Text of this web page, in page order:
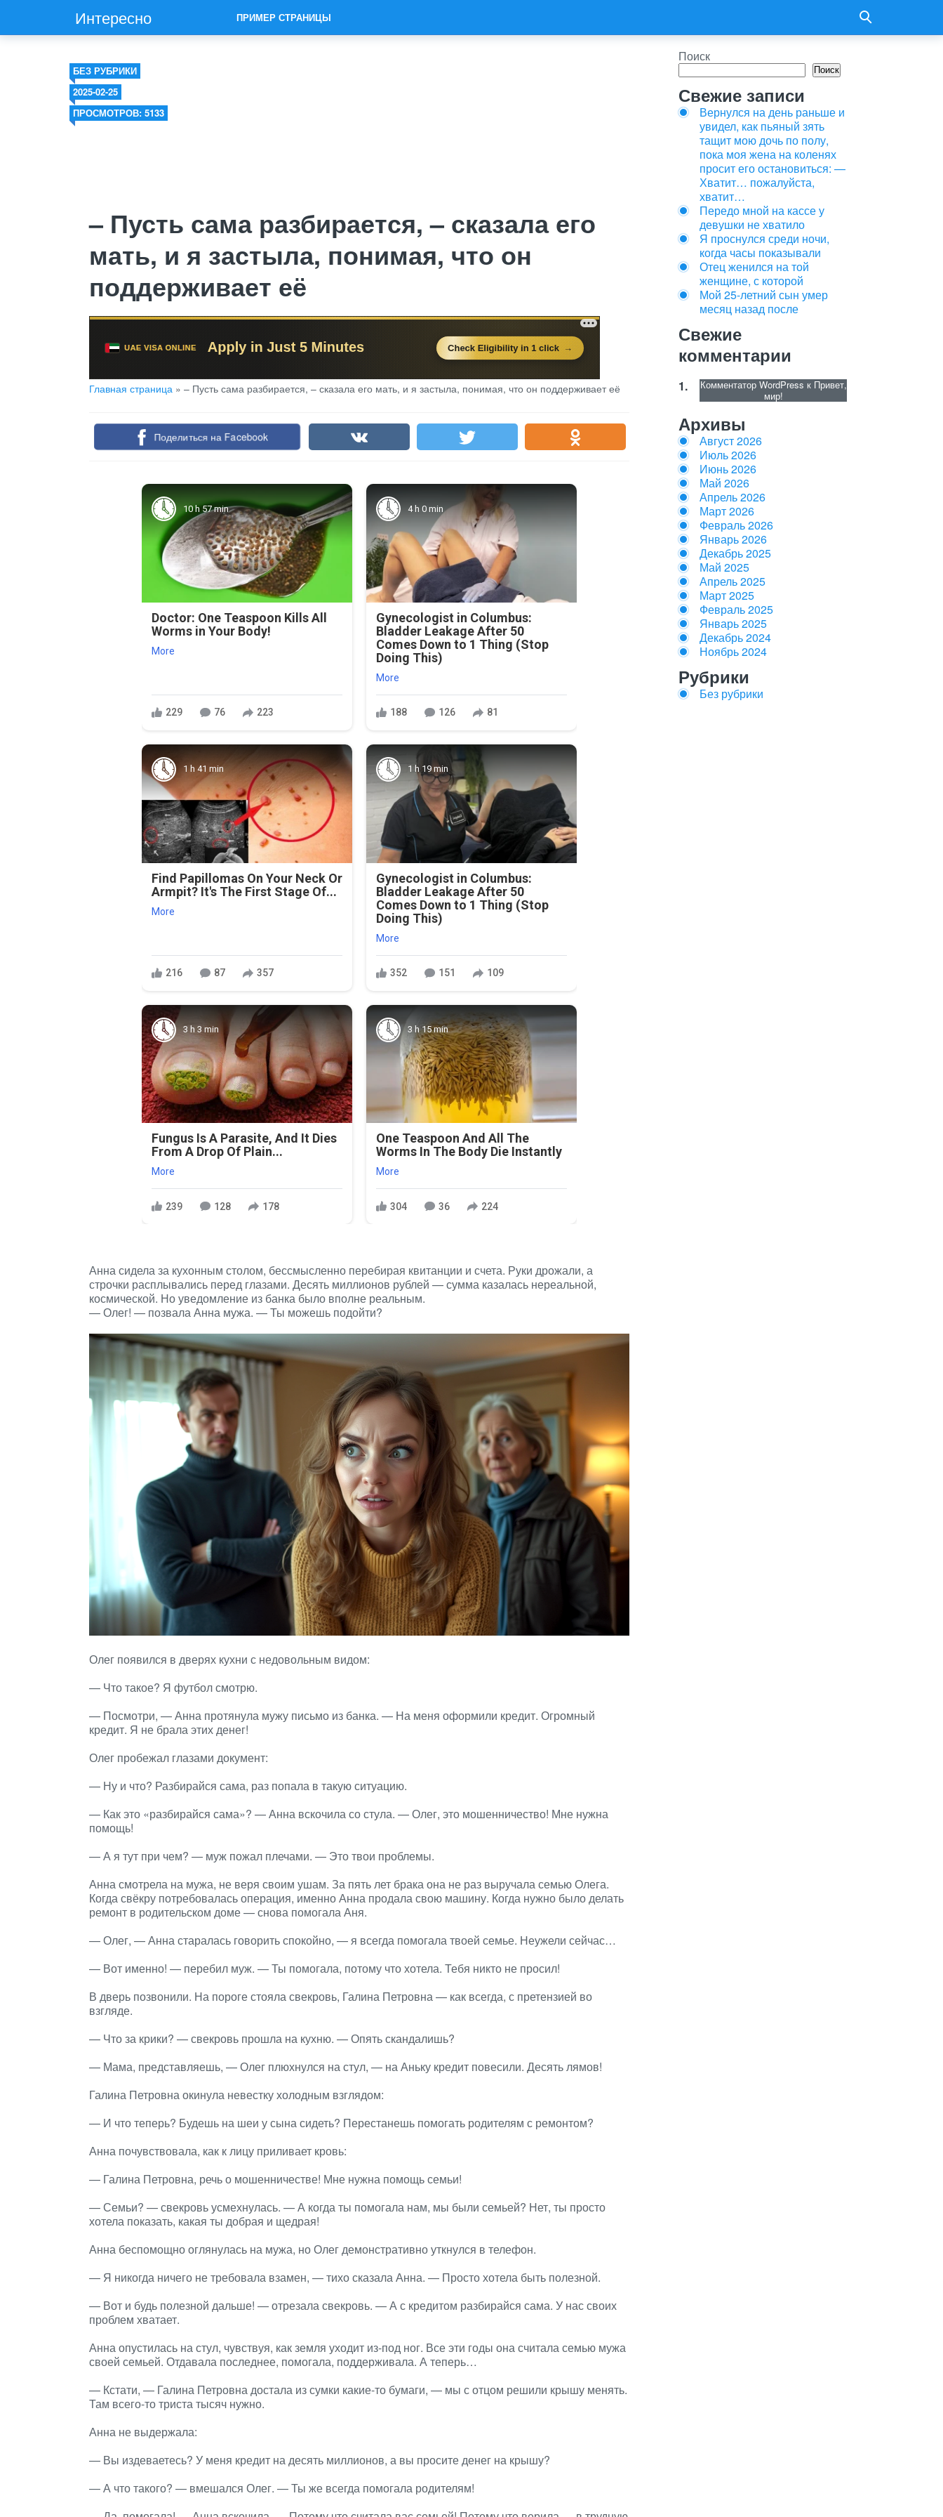
Интересно ПРИМЕР СТРАНИЦЫ
БЕЗ РУБРИКИ
2025-02-25
ПРОСМОТРОВ: 5133
– Пусть сама разбирается, – сказала его
мать, и я застыла, понимая, что он
поддерживает её
Главная страница » – Пусть сама разбирается, – сказала его мать, и я застыла, понимая, что он поддерживает её
Поделиться на Facebook
10 h 57 min
Doctor: One Teaspoon Kills All
Worms in Your Body!
More
229 76 223
4 h 0 min
Gynecologist in Columbus:
Bladder Leakage After 50
Comes Down to 1 Thing (Stop
Doing This)
More
188 126 81
1 h 41 min
Find Papillomas On Your Neck Or
Armpit? It's The First Stage Of...
More
216 87 357
1 h 19 min
Gynecologist in Columbus:
Bladder Leakage After 50
Comes Down to 1 Thing (Stop
Doing This)
More
352 151 109
3 h 3 min
Fungus Is A Parasite, And It Dies
From A Drop Of Plain...
More
239 128 178
3 h 15 min
One Teaspoon And All The
Worms In The Body Die Instantly
More
304 36 224
Анна сидела за кухонным столом, бессмысленно перебирая квитанции и счета. Руки дрожали, а
строчки расплывались перед глазами. Десять миллионов рублей — сумма казалась нереальной,
космической. Но уведомление из банка было вполне реальным.
— Олег! — позвала Анна мужа. — Ты можешь подойти?
Олег появился в дверях кухни с недовольным видом:
— Что такое? Я футбол смотрю.
— Посмотри, — Анна протянула мужу письмо из банка. — На меня оформили кредит. Огромный
кредит. Я не брала этих денег!
Олег пробежал глазами документ:
— Ну и что? Разбирайся сама, раз попала в такую ситуацию.
— Как это «разбирайся сама»? — Анна вскочила со стула. — Олег, это мошенничество! Мне нужна
помощь!
— А я тут при чем? — муж пожал плечами. — Это твои проблемы.
Анна смотрела на мужа, не веря своим ушам. За пять лет брака она не раз выручала семью Олега.
Когда свёкру потребовалась операция, именно Анна продала свою машину. Когда нужно было делать
ремонт в родительском доме — снова помогала Аня.
— Олег, — Анна старалась говорить спокойно, — я всегда помогала твоей семье. Неужели сейчас…
— Вот именно! — перебил муж. — Ты помогала, потому что хотела. Тебя никто не просил!
В дверь позвонили. На пороге стояла свекровь, Галина Петровна — как всегда, с претензией во
взгляде.
— Что за крики? — свекровь прошла на кухню. — Опять скандалишь?
— Мама, представляешь, — Олег плюхнулся на стул, — на Аньку кредит повесили. Десять лямов!
Галина Петровна окинула невестку холодным взглядом:
— И что теперь? Будешь на шеи у сына сидеть? Перестанешь помогать родителям с ремонтом?
Анна почувствовала, как к лицу приливает кровь:
— Галина Петровна, речь о мошенничестве! Мне нужна помощь семьи!
— Семьи? — свекровь усмехнулась. — А когда ты помогала нам, мы были семьей? Нет, ты просто
хотела показать, какая ты добрая и щедрая!
Анна беспомощно оглянулась на мужа, но Олег демонстративно уткнулся в телефон.
— Я никогда ничего не требовала взамен, — тихо сказала Анна. — Просто хотела быть полезной.
— Вот и будь полезной дальше! — отрезала свекровь. — А с кредитом разбирайся сама. У нас своих
проблем хватает.
Анна опустилась на стул, чувствуя, как земля уходит из-под ног. Все эти годы она считала семью мужа
своей семьей. Отдавала последнее, помогала, поддерживала. А теперь…
— Кстати, — Галина Петровна достала из сумки какие-то бумаги, — мы с отцом решили крышу менять.
Там всего-то триста тысяч нужно.
Анна не выдержала:
— Вы издеваетесь? У меня кредит на десять миллионов, а вы просите денег на крышу?
— А что такого? — вмешался Олег. — Ты же всегда помогала родителям!
Поиск
Поиск
Свежие записи
Вернулся на день раньше и
увидел, как пьяный зять
тащит мою дочь по полу,
пока моя жена на коленях
просит его остановиться: —
Хватит… пожалуйста,
хватит…
Передо мной на кассе у
девушки не хватило
Я проснулся среди ночи,
когда часы показывали
Отец женился на той
женщине, с которой
Мой 25-летний сын умер
месяц назад после
Свежие
комментарии
Комментатор WordPress к Привет,
мир!
Архивы
Август 2026
Июль 2026
Июнь 2026
Май 2026
Апрель 2026
Март 2026
Февраль 2026
Январь 2026
Декабрь 2025
Май 2025
Апрель 2025
Март 2025
Февраль 2025
Январь 2025
Декабрь 2024
Ноябрь 2024
Рубрики
Без рубрики